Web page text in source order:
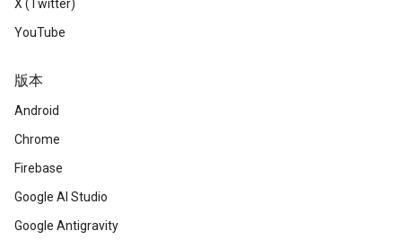
X (Twitter)
YouTube
版本
Android
Chrome
Firebase
Google AI Studio
Google Antigravity